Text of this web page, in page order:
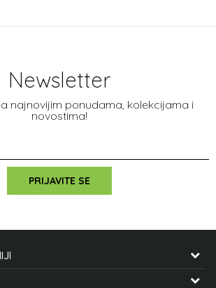
Newsletter
najnovijim ponudama, kolekcijama i
novostima!
PRIJAVITE SE
DOO